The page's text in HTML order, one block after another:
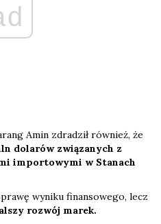
Amin zdradził również, że
dolarów związanych z
importowymi w Stanach
wyniku finansowego, lecz
rozwój marek.